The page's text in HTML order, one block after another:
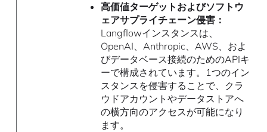
高価値ターゲットおよびソフトウ
ェアサプライチェーン侵害：
Langflowインスタンスは、
OpenAI、Anthropic、AWS、およ
びデータベース接続のためのAPIキ
ーで構成されています。1つのイン
スタンスを侵害することで、クラ
ウドアカウントやデータストアへ
の横方向のアクセスが可能になり
ます。